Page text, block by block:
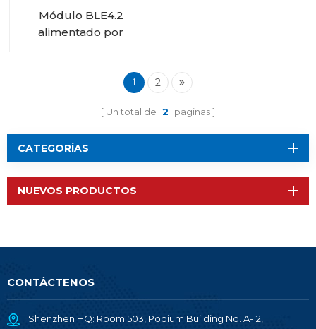
Módulo BLE4.2
alimentado por
1 2
Un total de 2 paginas
CATEGORÍAS
NUEVOS PRODUCTOS
CONTÁCTENOS
Shenzhen HQ: Room 503, Podium Building No. A-12,